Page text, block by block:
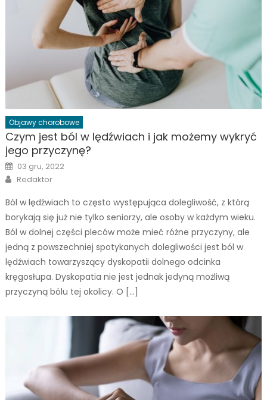
Objawy chorobowe
Czym jest ból w lędźwiach i jak możemy wykryć
jego przyczynę?
Posted
on
03 gru, 2022
Author
Redaktor
Ból w lędźwiach to często występująca dolegliwość, z którą
borykają się już nie tylko seniorzy, ale osoby w każdym wieku.
Ból w dolnej części pleców może mieć różne przyczyny, ale
jedną z powszechniej spotykanych dolegliwości jest ból w
lędźwiach towarzyszący dyskopatii dolnego odcinka
kręgosłupa. Dyskopatia nie jest jednak jedyną możliwą
przyczyną bólu tej okolicy. O […]